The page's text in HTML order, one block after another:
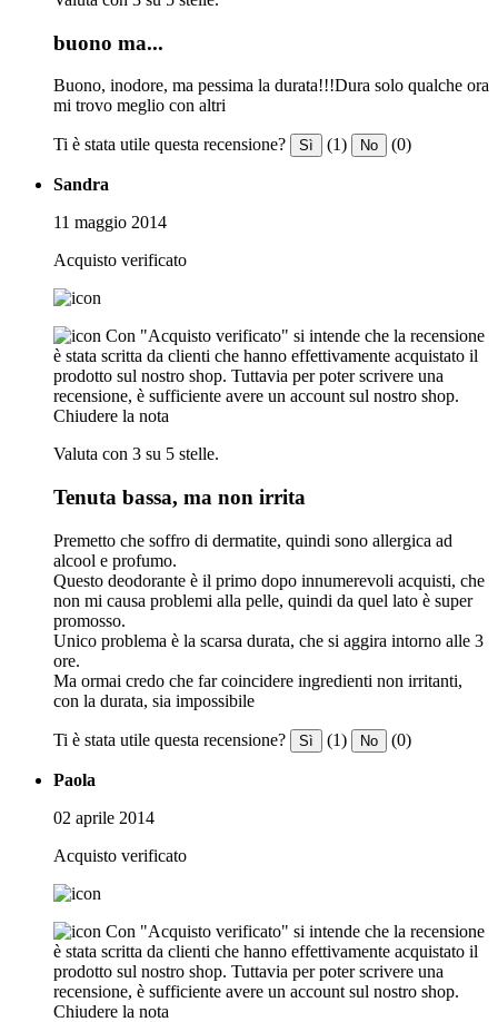
buono ma...
Buono, inodore, ma pessima la durata!!!Dura solo qualche ora
mi trovo meglio con altri
Ti è stata utile questa recensione? Sì (1) No (0)
Sandra
11 maggio 2014
Acquisto verificato
Con "Acquisto verificato" si intende che la recensione
è stata scritta da clienti che hanno effettivamente acquistato il
prodotto sul nostro shop. Tuttavia per poter scrivere una
recensione, è sufficiente avere un account sul nostro shop.
Chiudere la nota
Valuta con 3 su 5 stelle.
Tenuta bassa, ma non irrita
Premetto che soffro di dermatite, quindi sono allergica ad
alcool e profumo.
Questo deodorante è il primo dopo innumerevoli acquisti, che
non mi causa problemi alla pelle, quindi da quel lato è super
promosso.
Unico problema è la scarsa durata, che si aggira intorno alle 3
ore.
Ma ormai credo che far coincidere ingredienti non irritanti,
con la durata, sia impossibile
Ti è stata utile questa recensione? Sì (1) No (0)
Paola
02 aprile 2014
Acquisto verificato
Con "Acquisto verificato" si intende che la recensione
è stata scritta da clienti che hanno effettivamente acquistato il
prodotto sul nostro shop. Tuttavia per poter scrivere una
recensione, è sufficiente avere un account sul nostro shop.
Chiudere la nota